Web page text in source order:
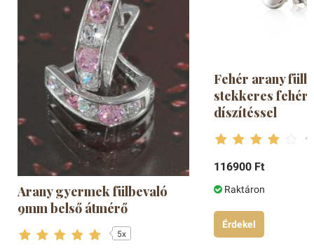
Arany gyermek fülbevaló
9mm belső átmérő
5x
Fehér arany
stekkeres fehér
díszítéssel
116900 Ft
Raktáron
Érdekel